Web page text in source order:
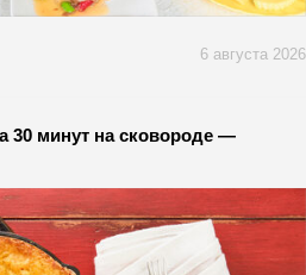
6 августа 2026
30 минут на сковороде —